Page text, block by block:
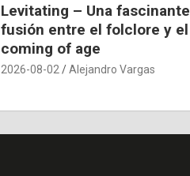
Levitating – Una fascinante
fusión entre el folclore y el
coming of age
2026-08-02 Alejandro Vargas